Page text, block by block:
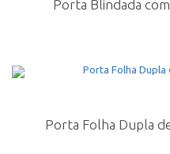
Porta Blindada
Porta Folha Dupla